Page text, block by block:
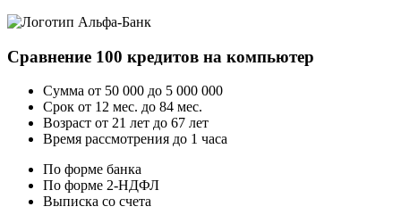
Сравнение 100 кредитов на компьютер
Сумма от 50 000 до 5 000 000
Срок от 12 мес. до 84 мес.
Возраст от 21 лет до 67 лет
Время рассмотрения до 1 часа
По форме банка
По форме 2-НДФЛ
Выписка со счета